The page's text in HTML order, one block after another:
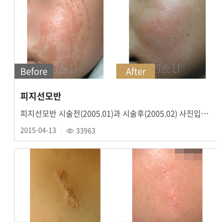
Before
After
피지선모반
피지선모반 시술전(2005.01)과 시술후(2005.02) 사진입니다.
2015-04-13 33963